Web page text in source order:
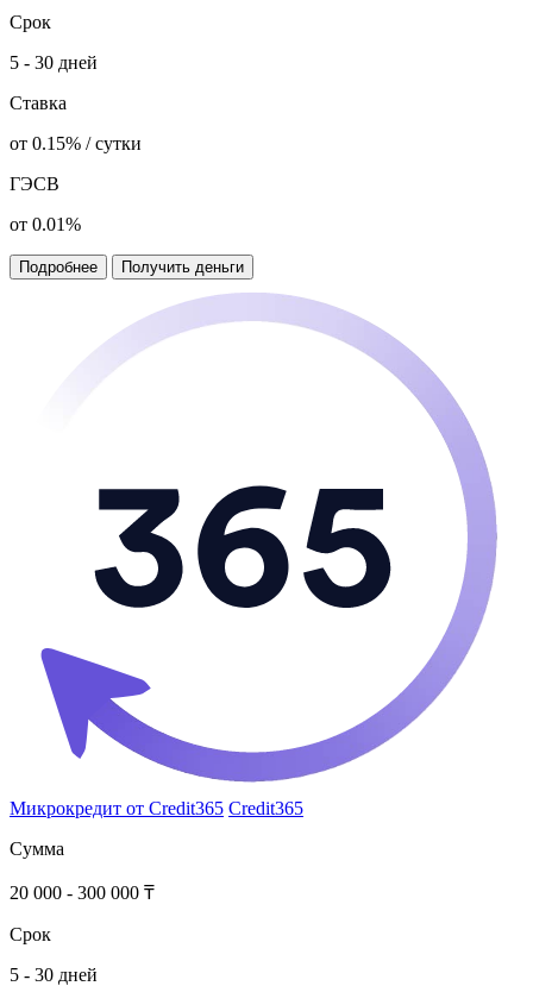
Срок
5 - 30 дней
Ставка
от 0.15% / сутки
ГЭСВ
от 0.01%
Подробнее Получить деньги
Микрокредит от Credit365 Credit365
Сумма
20 000 - 300 000 ₸
Срок
5 - 30 дней